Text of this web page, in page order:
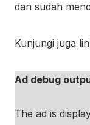
dan sudah
Kunjungi juga
Ad debug
The ad is